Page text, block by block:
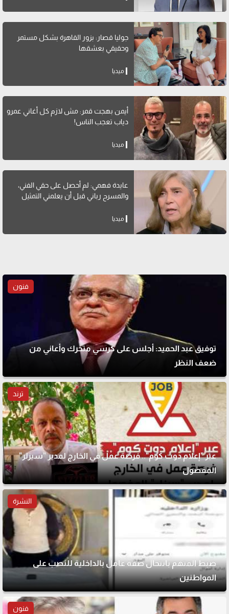
جوليا قصار: بزور القاهرة بشكل مستمر
وحقيقي بعشقها
ميديا
أيمن بهجت قمر: مش لازم كل أغاني عمرو
دياب تعجب الناس!
ميديا
عايدة فهمي: لم أحصل على حقي الفني،
والمسرح رباني قبل أن يعلمني التمثيل
ميديا
فنون
توفيق عبد الحميد: أجلس على كرسي متحرك وأعاني من
ضعف النظر
ترند
عبر "إعلام دوت كوم".. فرصة عمل في الخارج لمدير "سيزلر"
المفصول
النشرة
ضبط المتهم بانتحال صفة عامل بالداخلية للنصب على
المواطنين
فنون